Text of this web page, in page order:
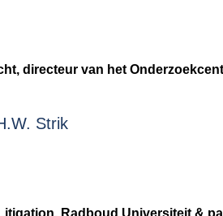
directeur van het
Strik
Radboud Universiteit &